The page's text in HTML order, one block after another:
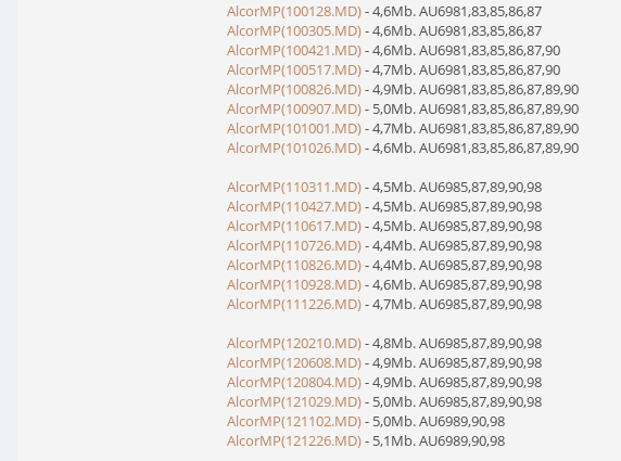
AlcorMP(100128.MD)- 4,6Mb. AU6981,83,85,86,87
AlcorMP(100305.MD)- 4,6Mb. AU6981,83,85,86,87
AlcorMP(100421.MD)- 4,6Mb. AU6981,83,85,86,87,90
AlcorMP(100517.MD)- 4,7Mb. AU6981,83,85,86,87,90
AlcorMP(100826.MD)- 4,9Mb. AU6981,83,85,86,87,89,90
AlcorMP(100907.MD)- 5,0Mb. AU6981,83,85,86,87,89,90
AlcorMP(101001.MD)- 4,7Mb. AU6981,83,85,86,87,89,90
AlcorMP(101026.MD)- 4,6Mb. AU6981,83,85,86,87,89,90
AlcorMP(110311.MD)- 4,5Mb. AU6985,87,89,90,98
AlcorMP(110427.MD)- 4,5Mb. AU6985,87,89,90,98
AlcorMP(110617.MD)- 4,5Mb. AU6985,87,89,90,98
AlcorMP(110726.MD)- 4,4Mb. AU6985,87,89,90,98
AlcorMP(110826.MD)- 4,4Mb. AU6985,87,89,90,98
AlcorMP(110928.MD)- 4,6Mb. AU6985,87,89,90,98
AlcorMP(111226.MD)- 4,7Mb. AU6985,87,89,90,98
AlcorMP(120210.MD)- 4,8Mb. AU6985,87,89,90,98
AlcorMP(120608.MD)- 4,9Mb. AU6985,87,89,90,98
AlcorMP(120804.MD)- 4,9Mb. AU6985,87,89,90,98
AlcorMP(121029.MD)- 5,0Mb. AU6985,87,89,90,98
AlcorMP(121102.MD)- 5,0Mb. AU6989,90,98
AlcorMP(121226.MD)- 5,1Mb. AU6989,90,98